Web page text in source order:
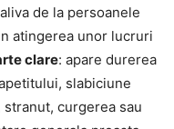
de la persoanele
atingerea unor lucruri
clare: apare durerea
slabiciune
curgerea sau